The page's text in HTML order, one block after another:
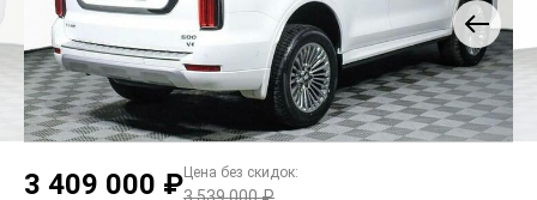
3 409 000 ₽Цена без скидок:
3 539 000 ₽